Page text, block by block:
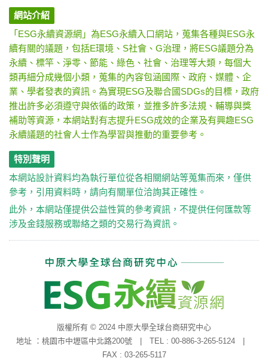
網站介紹
「ESG永續資源網」為ESG永續入口網站，蒐集各種與ESG永
續有關的議題，包括E環境、S社會、G治理，將ESG議題分為
永續、標竿、淨零、節能、綠色、社會、治理等大類，每個大
類再細分成幾個小類，蒐集的內容包涵國際、政府、媒體、企
業、學者發表的資訊。為實現ESG及聯合國SDGs的目標，政府
推出許多必須遵守與依循的政策，並推多許多法規、輔導與獎
補助等資源，本網站對有志提升ESG成效的企業及有興趣ESG
永續議題的社會人士作為學習與推動的重要參考。
特別聲明
本網站設計資料均為執行單位從各相關網站等蒐集而來，僅供
參考，引用資料時，請向有關單位洽詢其正確性。
此外，本網站僅提供公益性質的參考資訊，不提供任何匯款等
涉及金錢服務或聯絡之類的交易行為資訊。
版權所有 © 2024 中原大學全球台商研究中心
地址 ：桃園市中壢區中北路200號 | TEL : 00-886-3-265-5124 |
FAX : 03-265-5117